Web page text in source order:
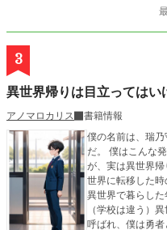
3
異世界帰りは目立ってはい
アノマロカリス
書籍情報
僕の名前は、瑞
だ。 僕はこんな発言をすると…厨二と思われるかも知れない
が、実は異世界帰りである。 今から
世界に転移した
異世界で暮らした年数だ。 僕は、数人
（学校は違う）異世界に召
呼ばれ、僕は勇